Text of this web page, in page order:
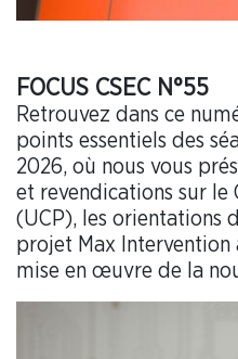
FOCUS CSEC N°55
Retrouvez dans ce
points essentiels des
2026, où nous vous
et revendications sur le
(UCP), les orientations
projet Max Intervention
mise en œuvre de la